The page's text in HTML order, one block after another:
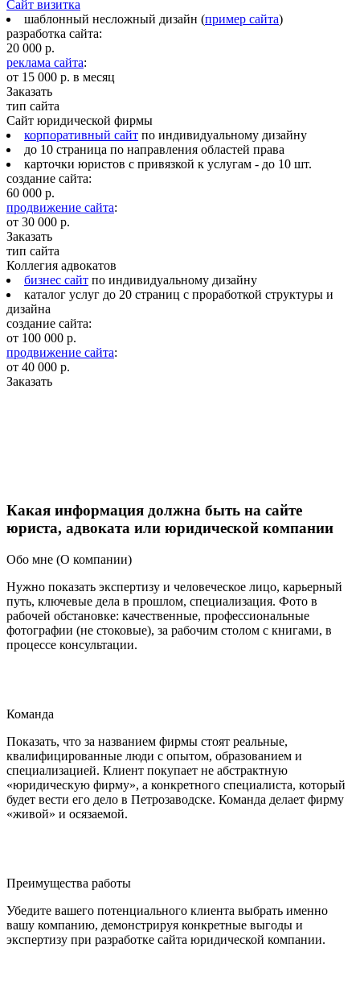
Сайт визитка
шаблонный несложный дизайн (пример сайта)
разработка сайта:
20 000 р.
реклама сайта:
от 15 000 р. в месяц
Заказать
тип сайта
Сайт юридической фирмы
корпоративный сайт по индивидуальному дизайну
до 10 страница по направления областей права
карточки юристов с привязкой к услугам - до 10 шт.
создание сайта:
60 000 р.
продвижение сайта:
от 30 000 р.
Заказать
тип сайта
Коллегия адвокатов
бизнес сайт по индивидуальному дизайну
каталог услуг до 20 страниц с проработкой структуры и
дизайна
создание сайта:
от 100 000 р.
продвижение сайта:
от 40 000 р.
Заказать
Какая информация должна быть на сайте
юриста, адвоката или юридической компании
Обо мне (О компании)
Нужно показать экспертизу и человеческое лицо, карьерный
путь, ключевые дела в прошлом, специализация. Фото в
рабочей обстановке: качественные, профессиональные
фотографии (не стоковые), за рабочим столом с книгами, в
процессе консультации.
Команда
Показать, что за названием фирмы стоят реальные,
квалифицированные люди с опытом, образованием и
специализацией. Клиент покупает не абстрактную
«юридическую фирму», а конкретного специалиста, который
будет вести его дело в Петрозаводске. Команда делает фирму
«живой» и осязаемой.
Преимущества работы
Убедите вашего потенциального клиента выбрать именно
вашу компанию, демонстрируя конкретные выгоды и
экспертизу при разработке сайта юридической компании.